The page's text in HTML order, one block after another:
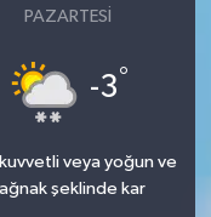
PAZARTESI
-3°
veya yoğun ve
şeklinde kar